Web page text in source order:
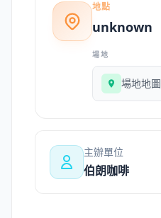
地點
unknown
場地
場地地圖
主辦單位
伯朗咖啡